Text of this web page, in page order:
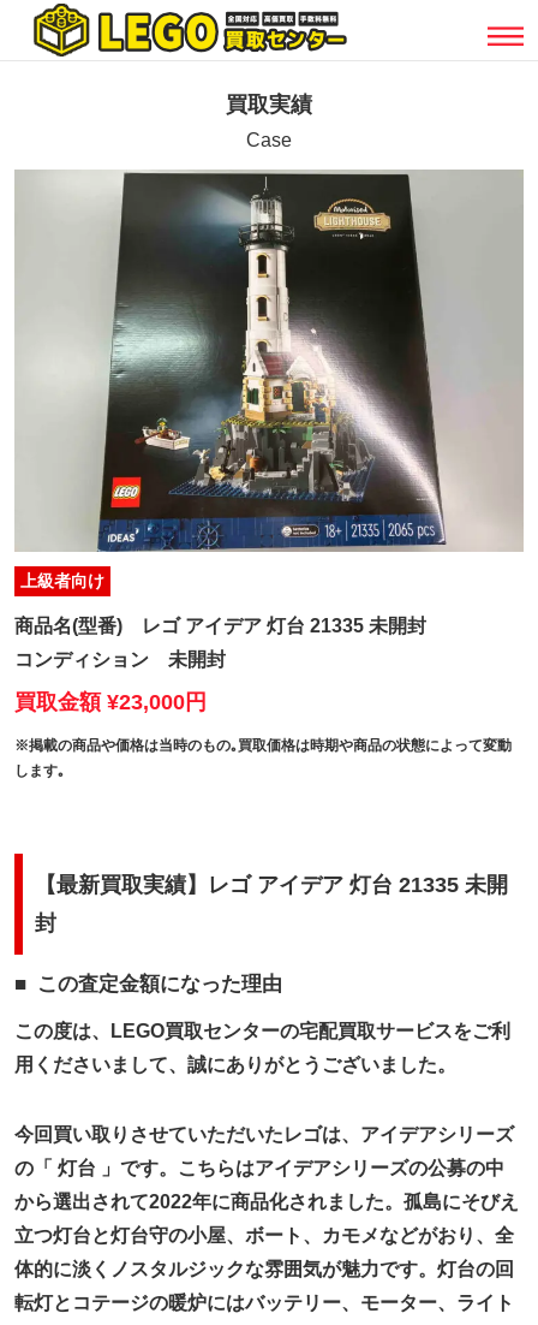
買取実績
Case
上級者向け
商品名(型番)
レゴ アイデア 灯台 21335 未開封
コンディション
未開封
買取金額 ¥23,000円
※掲載の商品や価格は当時のもの｡買取価格は時期や商品の状態によって変動
します｡
【最新買取実績】レゴ アイデア 灯台 21335 未開
封
この査定金額になった理由
この度は、LEGO買取センターの宅配買取サービスをご利
用くださいまして、誠にありがとうございました。
今回買い取りさせていただいたレゴは、アイデアシリーズ
の「 灯台 」です。こちらはアイデアシリーズの公募の中
から選出されて2022年に商品化されました。孤島にそびえ
立つ灯台と灯台守の小屋、ボート、カモメなどがおり、全
体的に淡くノスタルジックな雰囲気が魅力です。灯台の回
転灯とコテージの暖炉にはバッテリー、モーター、ライト